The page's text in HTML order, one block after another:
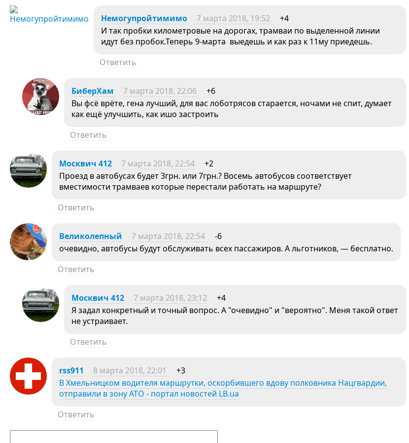
Немогупройтимимо 7 марта 2018, 19:52
+4
И так пробки километровые на дорогах, трамваи по выделенной линии
идут без пробок.Теперь 9-марта выедешь и как раз к 11му приедешь.
Ответить
БиберХам 7 марта 2018, 22:06
+6
Вы фсё врёте, гена лучший, для вас лоботрясов старается, ночами не спит, думает
как ещё улучшить, как ишо застроить
Ответить
Москвич 412 7 марта 2018, 22:54
+2
Проезд в автобусах будет 3грн. или 7грн.? Восемь автобусов соответствует
вместимости трамваев которые перестали работать на маршруте?
Ответить
Великолепный 7 марта 2018, 22:54
-6
очевидно, автобусы будут обслуживать всех пассажиров. А льготников, — бесплатно.
Ответить
Москвич 412 7 марта 2018, 23:12
+4
Я задал конкретный и точный вопрос. А "очевидно" и "вероятно". Меня такой ответ
не устраивает.
Ответить
rss911 8 марта 2018, 22:01
+3
В Хмельницком водителя маршрутки, оскорбившего вдову полковника Нацгвардии,
отправили в зону АТО - портал новостей LB.ua
Ответить